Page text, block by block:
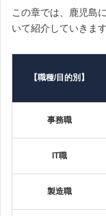
この章では、鹿児島
いて紹介していきます
【職種/目的別】
事務職
IT職
製造職